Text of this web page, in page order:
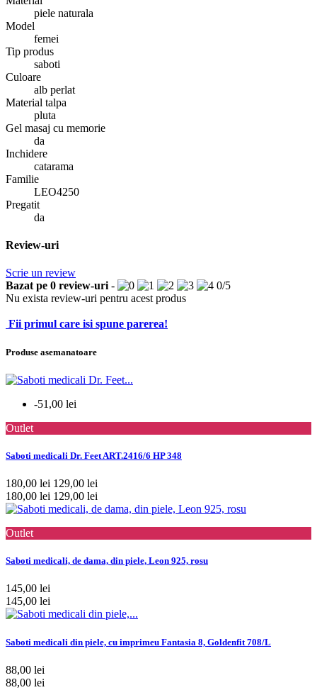
piele naturala
Model
femei
Tip produs
saboti
Culoare
alb perlat
Material talpa
pluta
Gel masaj cu memorie
da
Inchidere
catarama
Familie
LEO4250
Pregatit
da
Review-uri
Scrie un review
Bazat pe 0 review-uri- 0/5
Nu exista review-uri pentru acest produs
Fii primul care isi spune parerea!
Produse asemanatoare
-51,00 lei
Outlet
Saboti medicali Dr. Feet ART.2416/6 HP 348
180,00 lei 129,00 lei
180,00 lei 129,00 lei
Outlet
Saboti medicali, de dama, din piele, Leon 925, rosu
145,00 lei
145,00 lei
Saboti medicali din piele, cu imprimeu Fantasia 8, Goldenfit 708/L
88,00 lei
88,00 lei